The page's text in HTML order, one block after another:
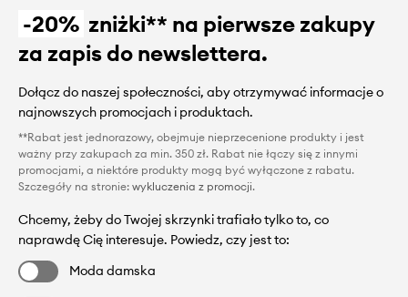
-20% zniżki** na pierwsze zakupy
za zapis do newslettera.
Dołącz do naszej społeczności, aby otrzymywać informacje o
najnowszych promocjach i produktach.
**Rabat jest jednorazowy, obejmuje nieprzecenione produkty i jest
ważny przy zakupach za min. 350 zł. Rabat nie łączy się z innymi
promocjami, a niektóre produkty mogą być wyłączone z rabatu.
Szczegóły na stronie: wykluczenia z promocji.
Chcemy, żeby do Twojej skrzynki trafiało tylko to, co
naprawdę Cię interesuje. Powiedz, czy jest to:
Moda damska